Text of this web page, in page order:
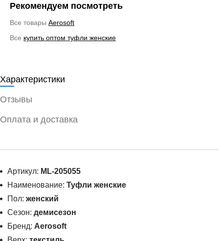
Рекомендуем посмотреть
Все товары Aerosoft
Все купить оптом туфли женские
Характеристики
Отзывы
Оплата и доставка
Артикул: ML-205055
Наименование: Туфли женские
Пол: женский
Сезон: демисезон
Бренд: Aerosoft